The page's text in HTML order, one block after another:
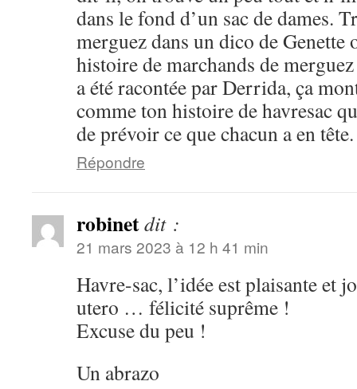
dans le fond d’un sac de dames.
merguez dans un dico de Genette
histoire de marchands de
a été racontée par Derrida, ça
comme ton histoire de havresac
de prévoir ce que chacun a en
Répondre
robinetdit :
21 mars 2023 à 12 h 41 min
Havre-sac, l’idée est plaisante et
utero … félicité suprême !
Excuse du peu !
Un abrazo